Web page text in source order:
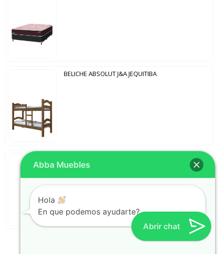
BELICHE ABSOLUT J&A JEQUITIBA
ZAPATERA 2 PUERTAS ALASKA NEW NOTAVEL NOGAL | NOGAL
Abrir chat
Abba Muebles
Hola
En que podemos ayudarte?